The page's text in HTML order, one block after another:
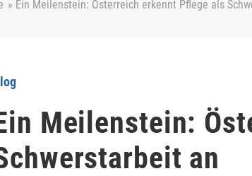
» Ein Meilenstein: Österreich erkennt Pflege als
Meilenstein:
an